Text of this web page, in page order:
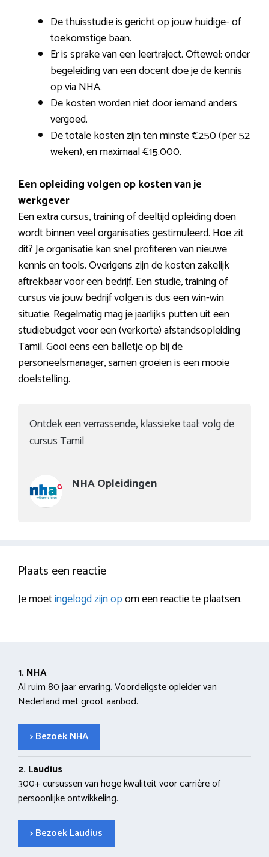
De thuisstudie is gericht op jouw huidige- of
toekomstige baan.
Er is sprake van een leertraject. Oftewel: onder
begeleiding van een docent doe je de kennis
op via NHA.
De kosten worden niet door iemand anders
vergoed.
De totale kosten zijn ten minste €250 (per 52
weken), en maximaal €15.000.
Een opleiding volgen op kosten van je
werkgever
Een extra cursus, training of deeltijd opleiding doen
wordt binnen veel organisaties gestimuleerd. Hoe zit
dit? Je organisatie kan snel profiteren van nieuwe
kennis en tools. Overigens zijn de kosten zakelijk
aftrekbaar voor een bedrijf. Een studie, training of
cursus via jouw bedrijf volgen is dus een win-win
situatie. Regelmatig mag je jaarlijks putten uit een
studiebudget voor een (verkorte) afstandsopleiding
Tamil. Gooi eens een balletje op bij de
personeelsmanager, samen groeien is een mooie
doelstelling.
Ontdek een verrassende, klassieke taal: volg de
cursus Tamil
NHA Opleidingen
Plaats een reactie
Je moetingelogd zijn opom een reactie te plaatsen.
1. NHA
Al ruim 80 jaar ervaring. Voordeligste opleider van
Nederland met groot aanbod.
> Bezoek NHA
2. Laudius
300+ cursussen van hoge kwaliteit voor carrière of
persoonlijke ontwikkeling.
> Bezoek Laudius